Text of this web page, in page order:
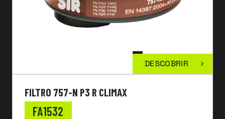
DESCOBRIR
FILTRO 757-N P3 R CLIMAX
FA1532